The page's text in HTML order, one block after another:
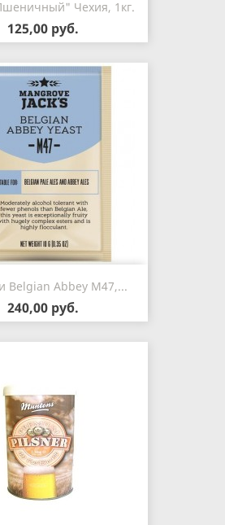
Чехия, 1кг.
125,00 руб.
Belgian Abbey M47,...
240,00 руб.